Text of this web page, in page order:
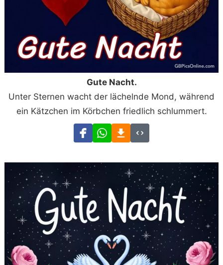
Gute Nacht.
Unter Sternen wacht der lächelnde Mond, während
ein Kätzchen im Körbchen friedlich schlummert.